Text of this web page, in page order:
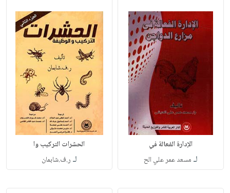
الإدارة الفعالة في
لـ مسعد عمر علي الح
الحشرات التركيب وا
لـ ر.ف.شابمان